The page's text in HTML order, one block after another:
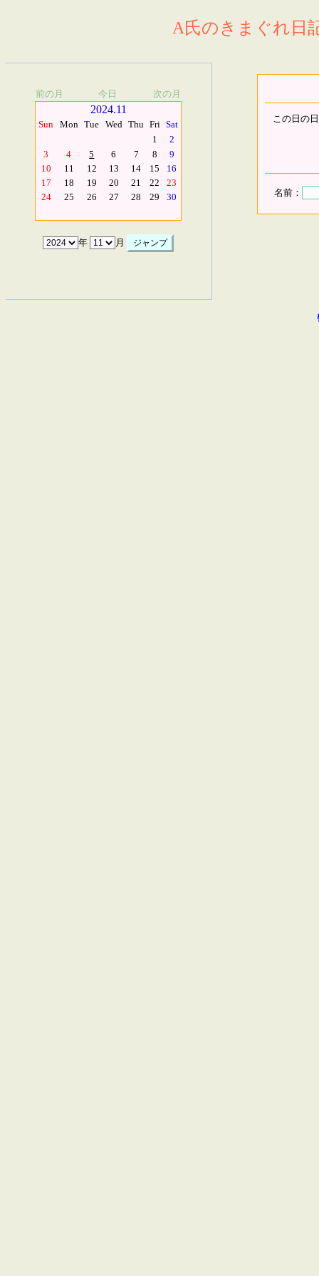
A氏のきまぐれ日
前の月 今日 次の月
2024.11
Sun Mon Tue Wed Thu Fri Sat
1
2
3
4 5 6 7 8
9
10
11 12 13 14 15
16
17
18 19 20 21 22
23
24
25 26 27 28 29 30
年 月
この日の
名前：